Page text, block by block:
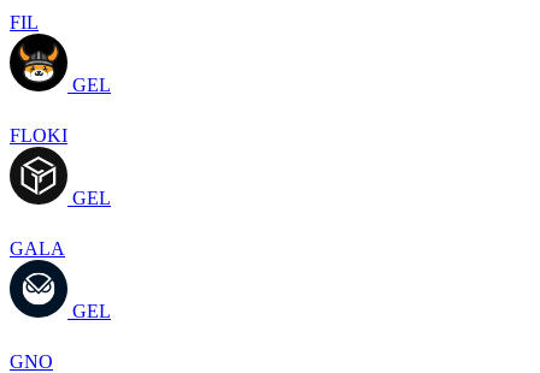
FIL
GEL
FLOKI
GEL
GALA
GEL
GNO